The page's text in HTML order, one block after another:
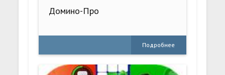
Домино-Про
Подробнее